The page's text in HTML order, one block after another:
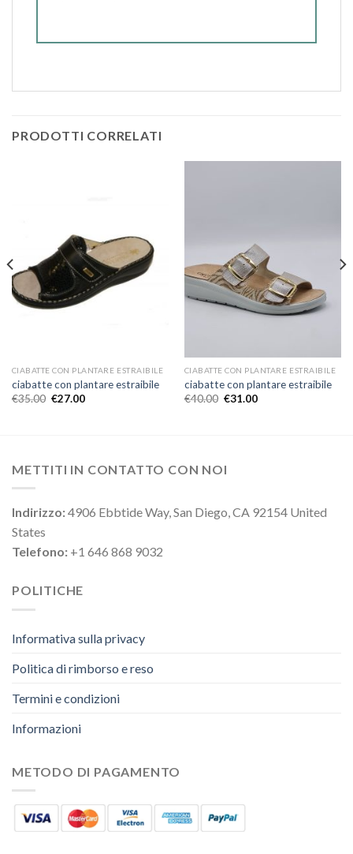
PRODOTTI CORRELATI
CIABATTE CON PLANTARE ESTRAIBILE
ciabatte con plantare estraibile
€35.00 €27.00
CIABATTE CON PLANTARE ESTRAIBILE
ciabatte con plantare estraibile
€40.00 €31.00
METTITI IN CONTATTO CON NOI
Indirizzo:4906 Ebbtide Way, San Diego, CA 92154 United
States
Telefono: +1 646 868 9032
POLITICHE
Informativa sulla privacy
Politica di rimborso e reso
Termini e condizioni
Informazioni
METODO DI PAGAMENTO